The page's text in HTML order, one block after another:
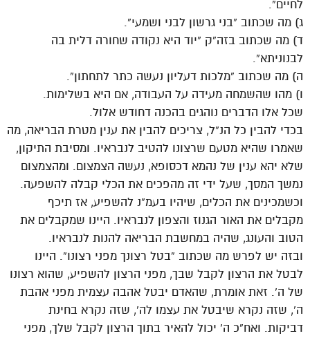
לחיים”.
ג) מה שכתוב “בני גרשון לבני ושמעי”.
ד) מה שכתוב בזה”ק “יוד היא נקודה שחורה דלית בה
לבנוניתא”.
ה) מה שכתוב “מלכות דעליון נעשה כתר לתחתון”.
ו) מהו שהשמחה מעידה על העבודה, אם היא בשלימות.
שכל אלו הדברים נוהגים בהכנה דחודש אלול.
בכדי להבין כל הנ”ל, צריכים להבין את ענין מטרת הבריאה, מה
שאמרו שהיא מטעם שרצונו להטיב לנבראיו. ומסיבת התיקון,
שלא יהא ענין של נהמא דכסופא, נעשה הצמצום. ומהצמצום
נמשך המסך, שעל ידי זה מהפכים את הכלי קבלה להשפעה.
וכשמכינים את הכלים, שיהיו בעמ”נ להשפיע, אז תיכף
מקבלים את האור הגנוז והצפון לנבראיו. היינו שמקבלים את
הטוב והעונג, שהיה במחשבת הבריאה להנות לנבראיו.
ובזה יש לפרש מה שכתוב “בטל רצונך מפני רצונו”. היינו
לבטל את הרצון לקבל שבך, מפני הרצון להשפיע, שהוא רצונו
של ה’. זאת אומרת, שהאדם יבטל אהבה עצמית מפני אהבת
ה’, שזה נקרא שיבטל את עצמו לה’, שזה נקרא בחינת
דביקות. ואח”כ ה’ יכול להאיר בתוך הרצון לקבל שלך, מפני